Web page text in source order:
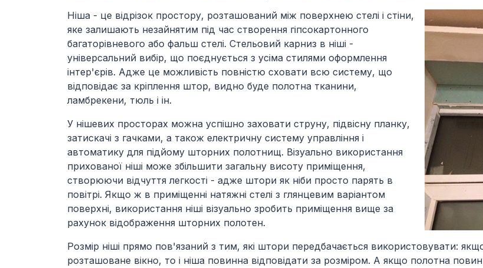
Ніша - це відрізок простору, розташований між поверхнею стелі і стіни,
яке залишають незайнятим під час створення гіпсокартонного
багаторівневого або фальш стелі. Стельовий карниз в ніші -
універсальний вибір, що поєднується з усіма стилями оформлення
інтер'єрів. Адже це можливість повністю сховати всю систему, що
відповідає за кріплення штор, видно буде полотна тканини,
ламбрекени, тюль і ін.
У нішевих просторах можна успішно заховати струну, підвісну планку,
затискачі з гачками, а також електричну систему управління і
автоматику для підйому шторних полотнищ. Візуально використання
прихованої ніші може збільшити загальну висоту приміщення,
створюючи відчуття легкості - адже штори як ніби просто парять в
повітрі. Якщо ж в приміщенні натяжні стелі з глянцевим варіантом
поверхні, використання ніші візуально зробить приміщення вище за
рахунок відображення шторних полотен.
Розмір ніші прямо пов'язаний з тим, які штори передбачається використовувати:
розташоване вікно, то і ніша повинна відповідати за розміром. А якщо полотна